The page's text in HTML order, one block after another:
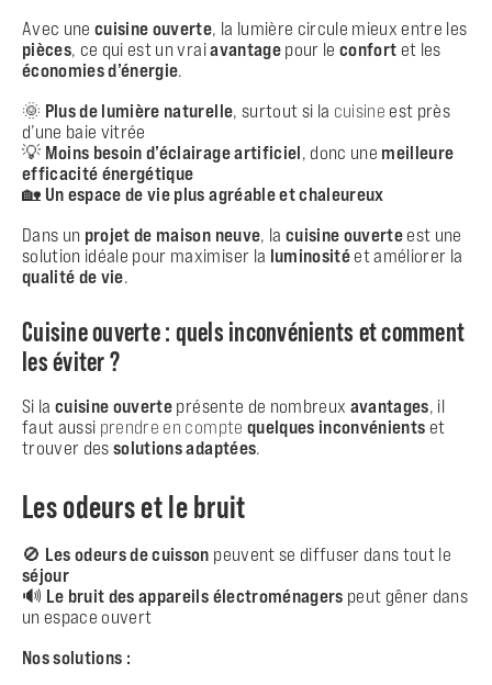
Avec unecuisine ouverte, la lumière circule mieux entre les
pièces, ce qui est un vraiavantagepour le confort et les
économies d’énergie.
🌞 Plus de lumière naturelle, surtout si la cuisine est près
d’une baie vitrée
💡 Moins besoin d’éclairage artificiel, donc une meilleure
efficacité énergétique
🏡 Un espace de vie plus agréable et chaleureux
Dans un projet de maison neuve, la cuisine ouverteest une
solution idéale pour maximiser la luminositéet améliorer la
qualité de vie.
Cuisine ouverte : quels inconvénients et comment
les éviter ?
Si lacuisine ouverte présente de nombreux avantages, il
faut aussi prendre en compte quelques inconvénients et
trouver dessolutions adaptées.
Les odeurs et le bruit
🚫 Les odeurs de cuisson peuvent se diffuser dans tout le
séjour
🔊 Le bruit des appareils électroménagers peut gêner dans
un espace ouvert
Nos solutions :